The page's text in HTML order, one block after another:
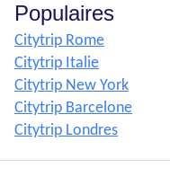
Populaires
Citytrip Rome
Citytrip Italie
Citytrip New York
Citytrip Barcelone
Citytrip Londres